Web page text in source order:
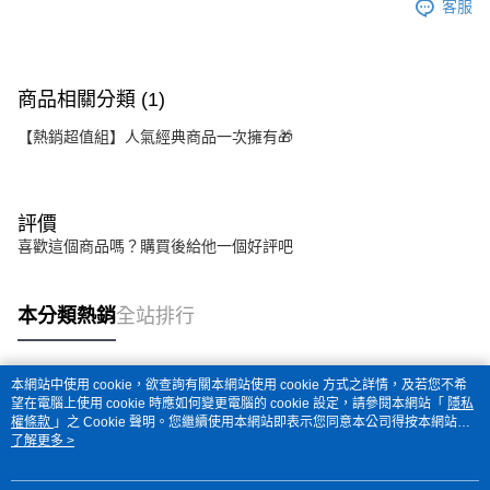
客服
商品相關分類 (1)
【熱銷超值組】人氣經典商品一次擁有🎁
評價
喜歡這個商品嗎？購買後給他一個好評吧
本分類熱銷全站排行
熱門標籤
本網站中使用 cookie，欲查詢有關本網站使用 cookie 方式之詳情，及若您不希
望在電腦上使用 cookie 時應如何變更電腦的 cookie 設定，請參閱本網站「 隱私
權條款 」之 Cookie 聲明。您繼續使用本網站即表示您同意本公司得按本網站使
用條款之 Cookie 聲明使用 cookie。
了解更多 >